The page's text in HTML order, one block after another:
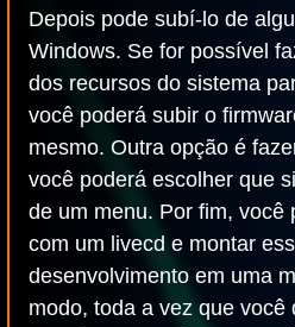
Depois pode subí-lo de
Windows. Se for possível
dos recursos do sistema
você poderá subir o
mesmo. Outra opção é
você poderá escolher que
de um menu. Por fim, você
com um livecd e montar
desenvolvimento em uma
modo, toda a vez que você